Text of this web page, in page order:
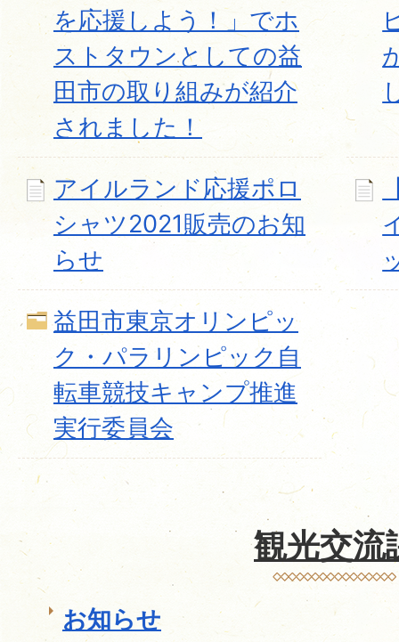
を応援しよう！」でホ
ストタウンとしての益
田市の取り組みが紹介
されました！
アイルランド応援ポロ
シャツ2021販売のお知
らせ
益田市東京オリンピッ
ク・パラリンピック自
転車競技キャンプ推進
実行委員会
観光交流
お知らせ